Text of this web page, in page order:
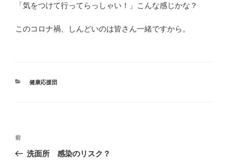
「気をつけて行ってらっしゃい！」こんな感じかな？
このコロナ禍、しんどいのは皆さん一緒ですから。
カ
健康応援団
投
前
の
前
洗面所 感染のリスク？